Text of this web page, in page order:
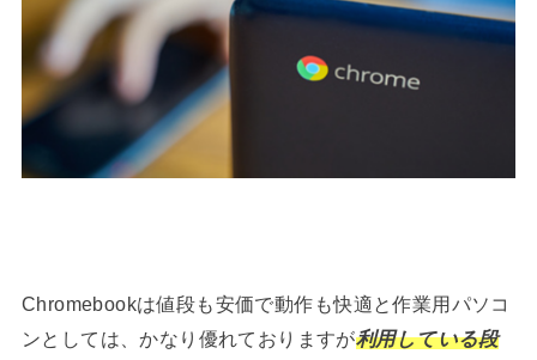
Chromebookは値段も安価で動作も快適と作業用パソコ
ンとしては、かなり優れておりますが利用している段